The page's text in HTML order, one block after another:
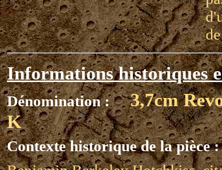
Informations historiques
Dénomination :
3,7cm
K
Contexte historique de la pièce :